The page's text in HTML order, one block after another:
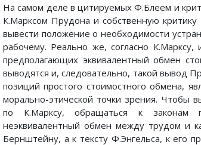
На самом деле в цитируемых Ф.Блеем и
К.Марксом Прудона и собственную
вывести положение о необходимости
рабочему. Реально же, согласно К.Марксу,
предполагающих эквивалентный обмен
выводятся и, следовательно, такой вывод
позиций простого стоимостного обмена,
морально-этической точки зрения. Чтобы
по К.Марксу, обращаться к законам
неэквивалентный обмен между трудом и
Бернштейну, а к тексту Ф.Энгельса, к его